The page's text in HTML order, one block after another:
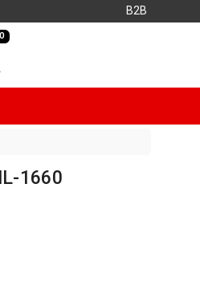
B2B
0
1660